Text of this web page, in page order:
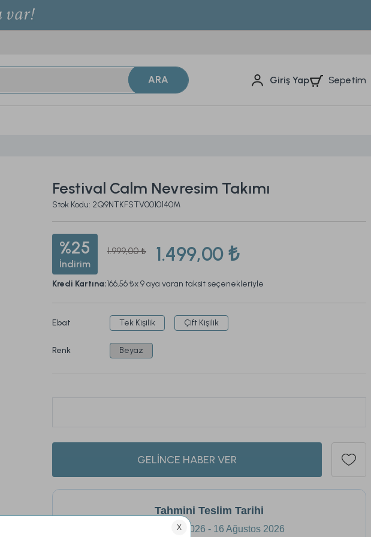
ARA Giriş Yap Sepetim
Festival Calm Nevresim Takımı
Stok Kodu: 2Q9NTKFSTV0010140M
%25
İndirim
1.999,00 ₺ 1.499,00 ₺
Kredi Kartına:166,56 ₺x 9 aya varan taksit seçenekleriyle
Ebat Tek Kişilik Çift Kişilik
Renk Beyaz
GELİNCE HABER VER
Tahmini Teslim Tarihi
13 Ağustos 2026 - 16 Ağustos 2026